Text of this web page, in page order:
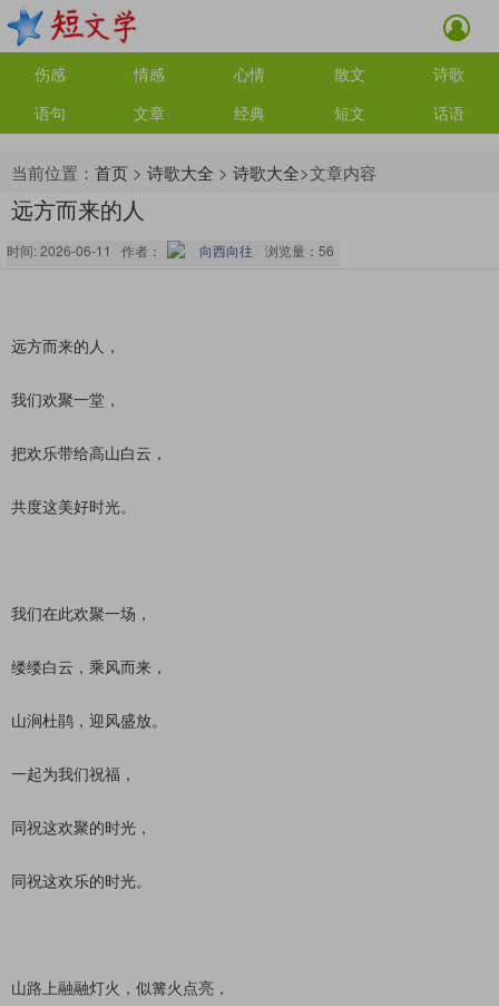
伤感 情感 心情 散文
诗歌
语句
文章 经典 短文 话语
当前位置： 首页 > 诗歌大全 > 诗歌大全>文章内容
远方而来的人
时间: 2026-06-11 作者： 向西向往 浏览量： 56
远方而来的人，
我们欢聚一堂，
把欢乐带给高山白云，
共度这美好时光。
我们在此欢聚一场，
缕缕白云，乘风而来，
山涧杜鹃，迎风盛放。
一起为我们祝福，
同祝这欢聚的时光，
同祝这欢乐的时光。
山路上融融灯火，似篝火点亮，